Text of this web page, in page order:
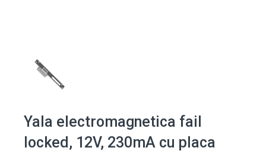
Yala electromagnetica fail
locked, 12V, 230mA cu placa